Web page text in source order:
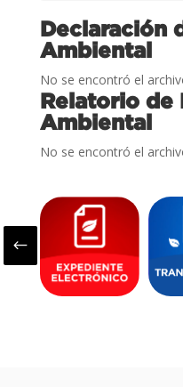
Declaración
Ambiental
No se encontró el
Relatorio de
Ambiental
No se encontró el
#